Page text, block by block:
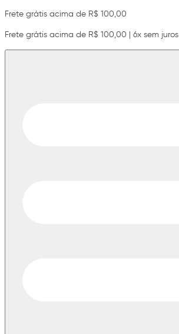
Frete grátis acima de R$ 100,00
Frete grátis acima de R$ 100,00 | 6x sem juros